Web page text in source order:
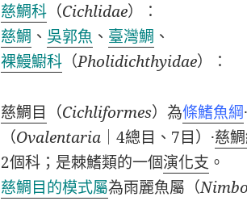
慈鯛科 （Cichlidae）：
慈鯛 、 吳郭魚 、 臺灣鯛 、
裸鰻䲁科 （Pholidichthyidae）：
慈鯛目 （Cichliformes）為條鰭魚綱·
（Ovalentaria ｜4總目、 7目） ·慈
2個科； 是棘鰭類的一個演化支 。
慈鯛目的模式屬為雨麗魚屬（